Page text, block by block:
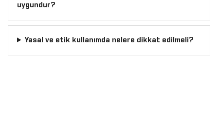
uygundur?
Yasal ve etik kullanımda nelere dikkat edilmeli?